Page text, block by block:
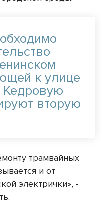
к улице
Кедровую
вторую
трамвайных
и от
электрички», -